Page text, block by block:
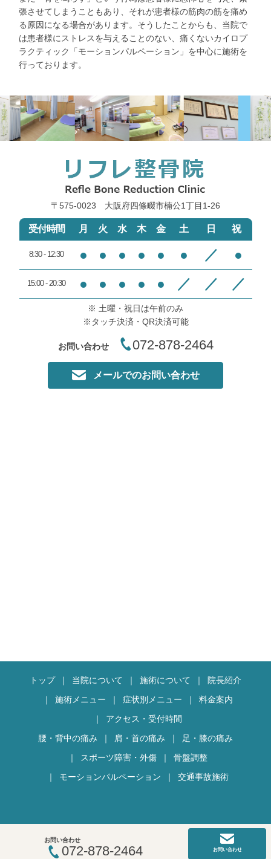
お問い合わせ
072-878-2464 お問い合わせ
張させてしまうこともあり、それが患者様の筋肉の筋を痛め
る原因になる場合があります。そうしたことからも、当院で
は患者様にストレスを与えることのない、痛くないカイロプ
ラクティック「モーションパルペーション」を中心に施術を
行っております。
〒575-0023 大阪府四條畷市楠公1丁目1‐26
受付時間 月 火 水 木 金 土 日 祝
8:30 - 12:30 ● ● ● ● ● ● ／ ●
15:00 - 20:30 ● ● ● ● ● ／ ／ ／
※ 土曜・祝日は午前のみ
※タッチ決済・QR決済可能
お問い合わせ 072-878-2464
メールでのお問い合わせ
トップ 当院について 施術について
院長紹介
施術メニュー
症状別メニュー
料金案内
アクセス・受付時間
腰・背中の痛み
肩・首の痛み
足・膝の痛み
スポーツ障害・外傷
骨盤調整
モーションパルペーション
交通事故施術
COPYRIGHT 2018 リフレ整骨院.